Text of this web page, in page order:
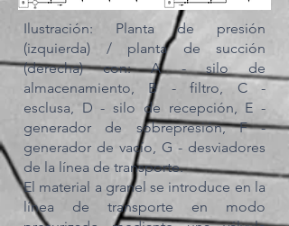
Ilustración: Planta de presión
(izquierda) / planta de succión
(derecha) con: A - silo de
almacenamiento, B - filtro, C -
esclusa, D - silo de recepción, E -
generador de sobrepresión, F -
generador de vacío, G - desviadores
de la línea de transporte.
El material a granel se introduce en la
línea de transporte en modo